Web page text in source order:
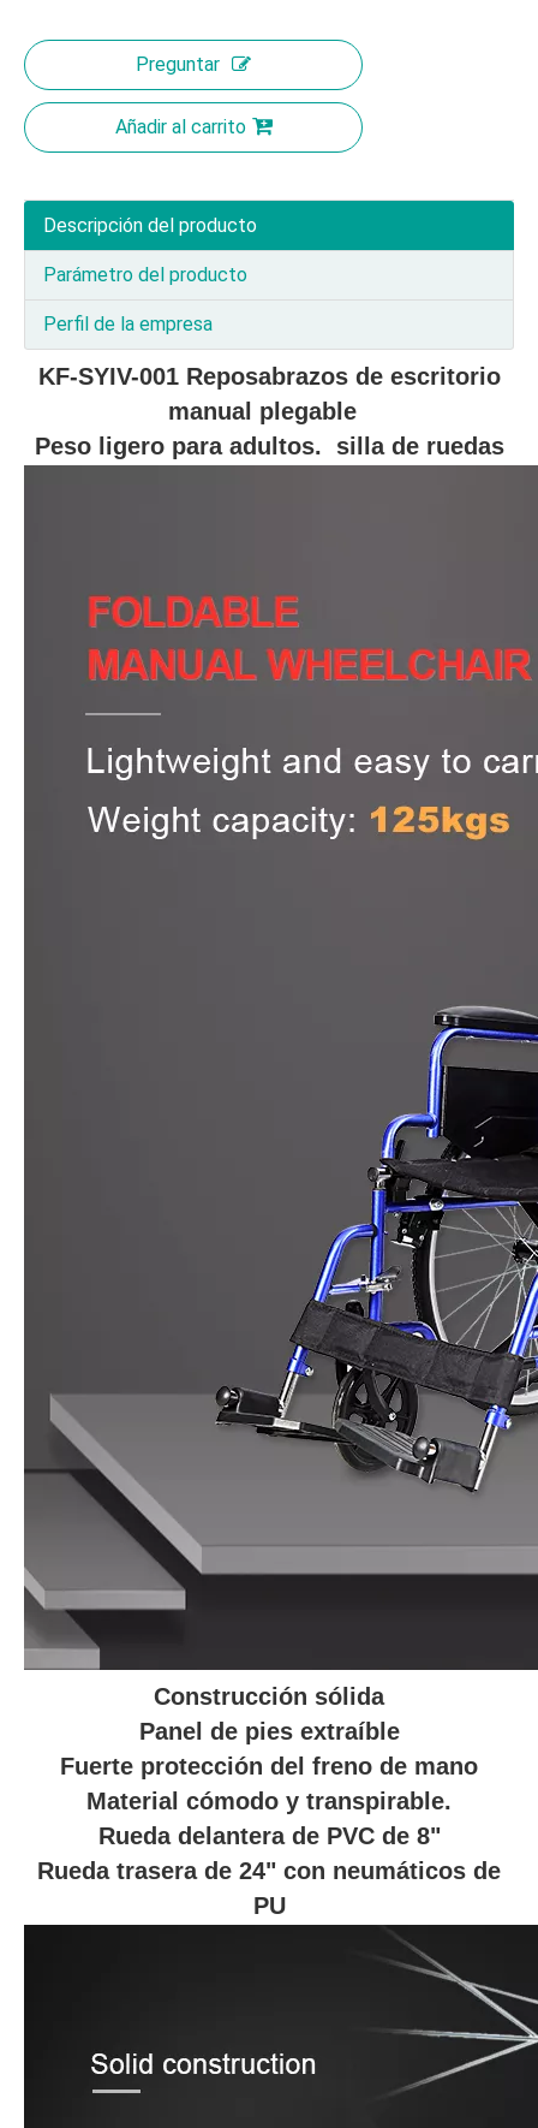
Preguntar
Añadir al carrito
Descripción del producto
Parámetro del producto
Perfil de la empresa
KF-SYIV-001 Reposabrazos de escritorio
manual plegable
Peso ligero para adultos. silla de ruedas
Construcción sólida
Panel de pies extraíble
Fuerte protección del freno de mano
Material cómodo y transpirable.
Rueda delantera de PVC de 8"
Rueda trasera de 24" con neumáticos de
PU